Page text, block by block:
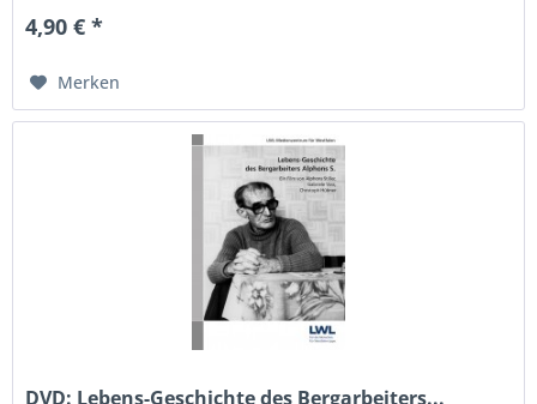
4,90 € *
Merken
DVD: Lebens-Geschichte des Bergarbeiters...